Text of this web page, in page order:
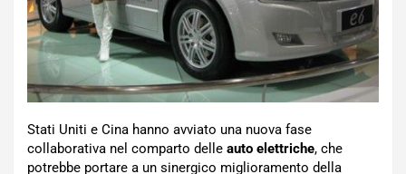
Stati Uniti e Cina hanno avviato una nuova fase
collaborativa nel comparto delle auto elettriche, che
potrebbe portare a un sinergico miglioramento della